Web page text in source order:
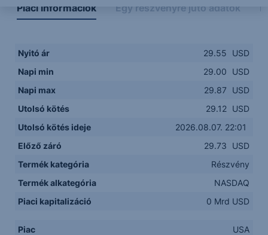
Piaci információk Egy részvényre jutó adatok
Nyitó ár 29.55
USD
Napi min
29.00
USD
Napi max
29.87
USD
Utolsó kötés
29.12 USD
Utolsó kötés ideje
2026.08.07. 22:01
Előző záró
29.73
USD
Termék kategória
Részvény
Termék alkategória
NASDAQ
Piaci kapitalizáció
0 Mrd USD
Piac
USA